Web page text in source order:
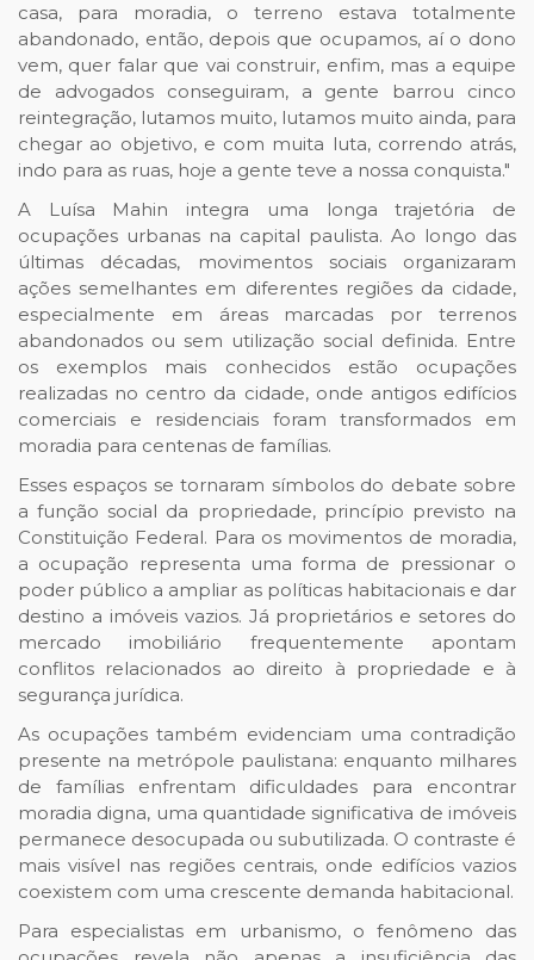
casa, para moradia, o terreno estava totalmente
abandonado, então, depois que ocupamos, aí o dono
vem, quer falar que vai construir, enfim, mas a equipe
de advogados conseguiram, a gente barrou cinco
reintegração, lutamos muito, lutamos muito ainda, para
chegar ao objetivo, e com muita luta, correndo atrás,
indo para as ruas, hoje a gente teve a nossa conquista."
A Luísa Mahin integra uma longa trajetória de
ocupações urbanas na capital paulista. Ao longo das
últimas décadas, movimentos sociais organizaram
ações semelhantes em diferentes regiões da cidade,
especialmente em áreas marcadas por terrenos
abandonados ou sem utilização social definida. Entre
os exemplos mais conhecidos estão ocupações
realizadas no centro da cidade, onde antigos edifícios
comerciais e residenciais foram transformados em
moradia para centenas de famílias.
Esses espaços se tornaram símbolos do debate sobre
a função social da propriedade, princípio previsto na
Constituição Federal. Para os movimentos de moradia,
a ocupação representa uma forma de pressionar o
poder público a ampliar as políticas habitacionais e dar
destino a imóveis vazios. Já proprietários e setores do
mercado imobiliário frequentemente apontam
conflitos relacionados ao direito à propriedade e à
segurança jurídica.
As ocupações também evidenciam uma contradição
presente na metrópole paulistana: enquanto milhares
de famílias enfrentam dificuldades para encontrar
moradia digna, uma quantidade significativa de imóveis
permanece desocupada ou subutilizada. O contraste é
mais visível nas regiões centrais, onde edifícios vazios
coexistem com uma crescente demanda habitacional.
Para especialistas em urbanismo, o fenômeno das